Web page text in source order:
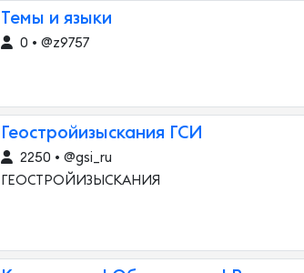
Темы и языки
0 • @z9757
Геостройизыскания ГСИ
2250 • @gsi_ru
ГЕОСТРОЙИЗЫСКАНИЯ